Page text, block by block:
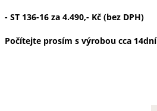
- ST 136-16 za 4.490,- Kč (bez DPH)
Počítejte prosím s výrobou cca 14dní